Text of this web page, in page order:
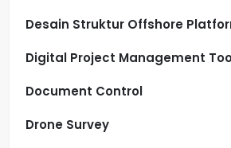
Desain Struktur Offshore
Digital Project Management
Document Control
Drone Survey